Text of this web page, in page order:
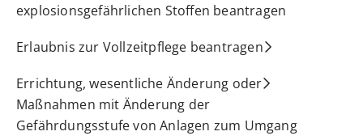
explosionsgefährlichen Stoffen beantragen
Erlaubnis zur Vollzeitpflege beantragen
Errichtung, wesentliche Änderung oder
Maßnahmen mit Änderung der
Gefährdungsstufe von Anlagen zum Umgang